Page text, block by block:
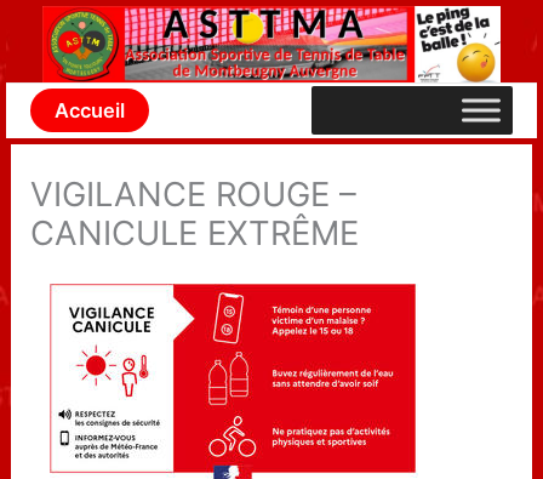
contenu
Accueil
VIGILANCE ROUGE –
CANICULE EXTRÊME